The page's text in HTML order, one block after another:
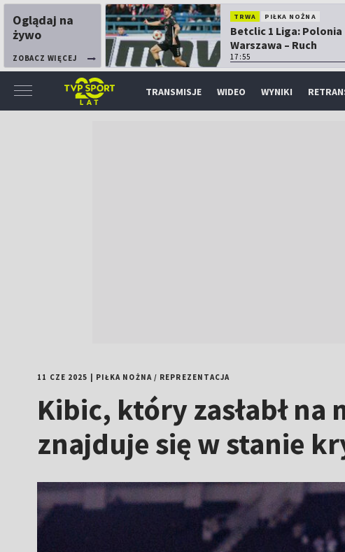
Oglądaj na
żywo
ZOBACZ WIĘCEJ
TRWA PIŁKA NOŻNA
Betclic 1 Liga: Polonia
Warszawa – Ruch
Chorzów
17:55
TRANSMISJE WIDEO WYNIKI
11 CZE 2025 PIŁKA NOŻNA/ REPREZENTACJA
Kibic, który zasłabł
znajduje się w stanie